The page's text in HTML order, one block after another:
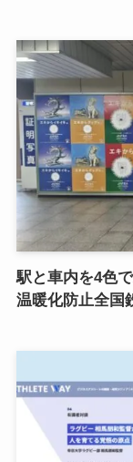
駅と車内を4色
温暖化防止全国